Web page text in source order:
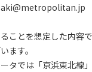
ことを想定した内容
ます。
タでは「京浜東北線